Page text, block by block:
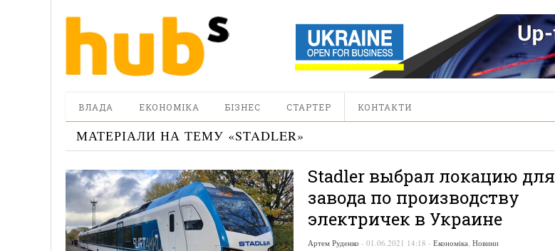
ВЛАДА ЕКОНОМІКА БІЗНЕС СТАРТЕР КОНТАКТИ
МАТЕРІАЛИ НА ТЕМУ «STADLER»
Stadler выбрал локацию для
завода по производству
электричек в Украине
Артем Руденко - 01.06.2021 14:18 - Економіка, Новини